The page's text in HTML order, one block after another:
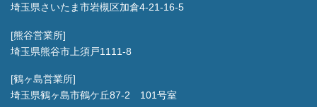
埼玉県さいたま市岩槻区加倉4-21-16-5
[熊谷営業所]
埼玉県熊谷市上須戸1111-8
[鶴ヶ島営業所]
埼玉県鶴ヶ島市鶴ケ丘87-2 101号室